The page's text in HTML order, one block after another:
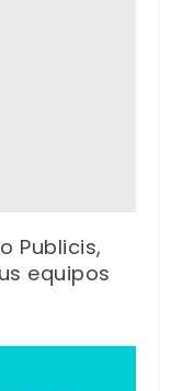
Publicis,
equipos